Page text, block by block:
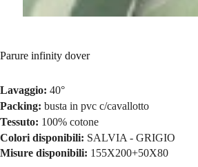
Parure infinity dover
Lavaggio: 40°
Packing: busta in pvc c/cavallotto
Tessuto: 100% cotone
Colori disponibili: SALVIA - GRIGIO
Misure disponibili: 155X200+50X80